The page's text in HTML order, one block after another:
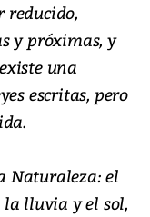
reducido,
y próximas, y
una
escritas, pero
Naturaleza: el
la lluvia y el sol,